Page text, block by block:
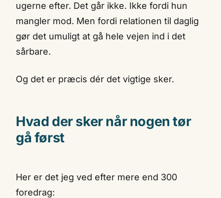
ugerne efter. Det går ikke. Ikke fordi hun
mangler mod. Men fordi relationen til daglig
gør det umuligt at gå hele vejen ind i det
sårbare.
Og det er præcis dér det vigtige sker.
Hvad der sker når nogen tør
gå først
Her er det jeg ved efter mere end 300
foredrag: